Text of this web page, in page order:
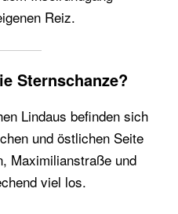
Reiz.
Sternschanze?
Lindaus befinden sich
und östlichen Seite
Maximilianstraße und
viel los.